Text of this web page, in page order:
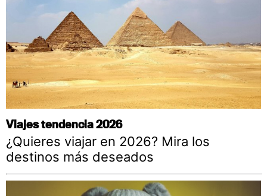
Viajes tendencia 2026
¿Quieres viajar en 2026? Mira los
destinos más deseados